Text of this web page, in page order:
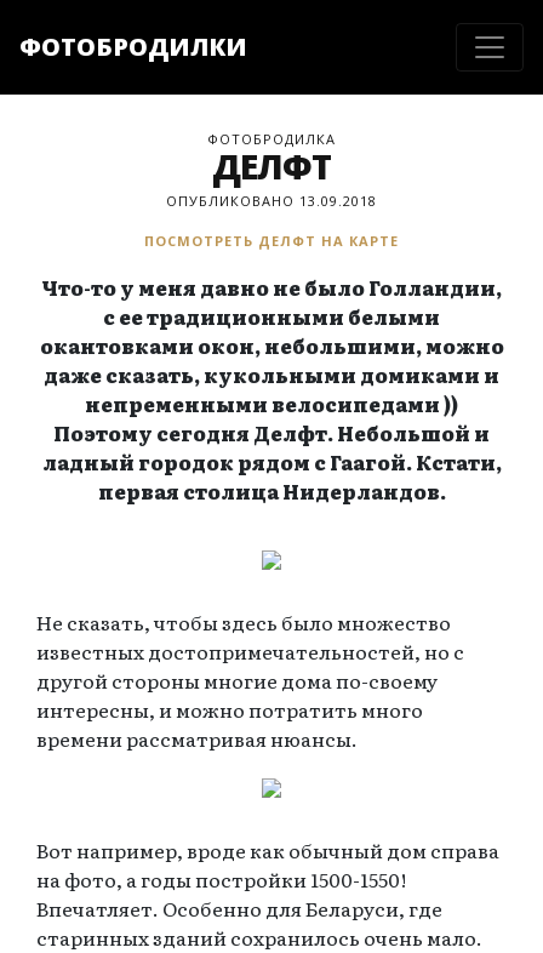
ФОТОБРОДИЛКИ
ФОТОБРОДИЛКА
ДЕЛФТ
ОПУБЛИКОВАНО 13.09.2018
ПОСМОТРЕТЬ ДЕЛФТ НА КАРТЕ
Что-то у меня давно не было Голландии,
с ее традиционными белыми
окантовками окон, небольшими, можно
даже сказать, кукольными домиками и
непременными велосипедами ))
Поэтому сегодня Делфт. Небольшой и
ладный городок рядом с Гаагой. Кстати,
первая столица Нидерландов.
Не сказать, чтобы здесь было множество
известных достопримечательностей, но с
другой стороны многие дома по-своему
интересны, и можно потратить много
времени рассматривая нюансы.
Вот например, вроде как обычный дом справа
на фото, а годы постройки 1500-1550!
Впечатляет. Особенно для Беларуси, где
старинных зданий сохранилось очень мало.